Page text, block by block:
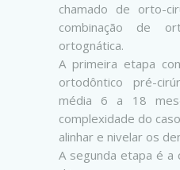
chamado de orto-
combinação de
ortognática.
A primeira etapa
ortodôntico pré-
média 6 a 18
complexidade do
alinhar e nivelar os
A segunda etapa é a